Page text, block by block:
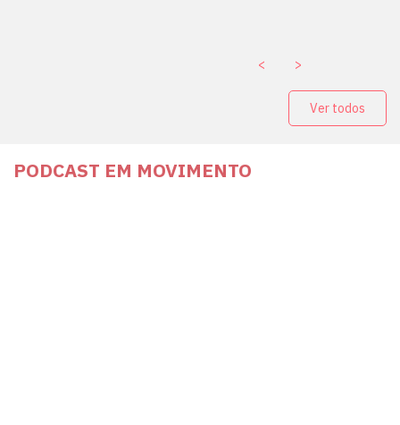
< >
Ver todos
PODCAST EM MOVIMENTO